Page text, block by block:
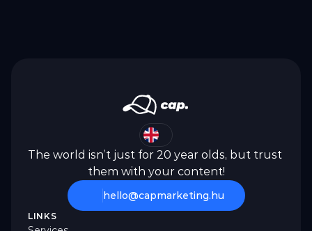
The world isn’t just for 20 year olds, but trust
them with your content!
hello@capmarketing.hu
LINKS